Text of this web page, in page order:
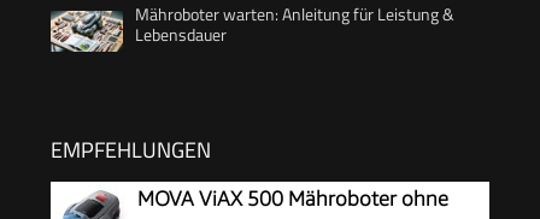
Mähroboter warten: Anleitung für Leistung &
Lebensdauer
EMPFEHLUNGEN
MOVA ViAX 500 Mähroboter ohne